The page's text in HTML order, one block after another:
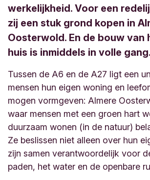
werkelijkheid. Voor een
zij een stuk grond kopen in
Oosterwold. En de bouw van
huis is inmiddels in volle gang.
Tussen de A6 en de A27 ligt een
mensen hun eigen woning en
mogen vormgeven: Almere
waar mensen met een groen hart
duurzaam wonen (in de natuur)
Ze beslissen niet alleen over hun
zijn samen verantwoordelijk voor
paden, het water en de openbare